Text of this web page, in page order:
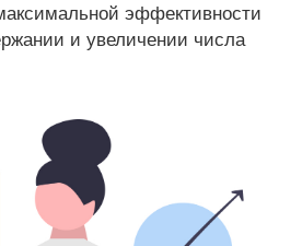
эффективности
и увеличении числа